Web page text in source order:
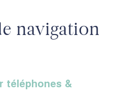
navigation
téléphones &